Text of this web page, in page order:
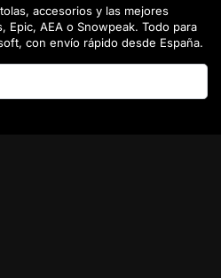
accesorios y las mejores
Epic, AEA o Snowpeak. Todo para
con envío rápido desde España.